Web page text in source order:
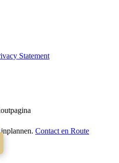
Statement
Contact en Route